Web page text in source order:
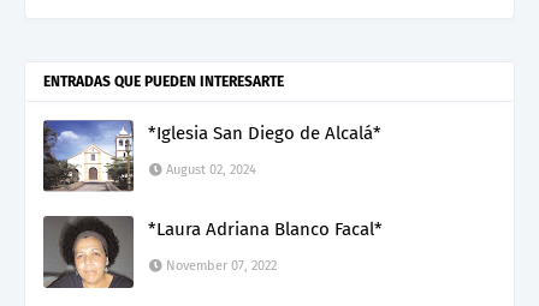
ENTRADAS QUE PUEDEN INTERESARTE
*Iglesia San Diego de Alcalá*
August 02, 2024
*Laura Adriana Blanco Facal*
November 07, 2022